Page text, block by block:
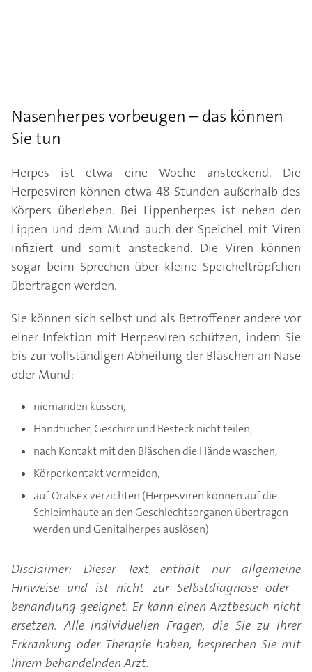
Nasenherpes vorbeugen – das können
Sie tun
Herpes ist etwa eine Woche ansteckend. Die
Herpesviren können etwa 48 Stunden außerhalb des
Körpers überleben. Bei Lippenherpes ist neben den
Lippen und dem Mund auch der Speichel mit Viren
infiziert und somit ansteckend. Die Viren können
sogar beim Sprechen über kleine Speicheltröpfchen
übertragen werden.
Sie können sich selbst und als Betroffener andere vor
einer Infektion mit Herpesviren schützen, indem Sie
bis zur vollständigen Abheilung der Bläschen an Nase
oder Mund:
niemanden küssen,
Handtücher, Geschirr und Besteck nicht teilen,
nach Kontakt mit den Bläschen die Hände waschen,
Körperkontakt vermeiden,
auf Oralsex verzichten (Herpesviren können auf die
Schleimhäute an den Geschlechtsorganen übertragen
werden und Genitalherpes auslösen)
Disclaimer: Dieser Text enthält nur allgemeine
Hinweise und ist nicht zur Selbstdiagnose oder -
behandlung geeignet. Er kann einen Arztbesuch nicht
ersetzen. Alle individuellen Fragen, die Sie zu Ihrer
Erkrankung oder Therapie haben, besprechen Sie mit
Ihrem behandelnden Arzt.